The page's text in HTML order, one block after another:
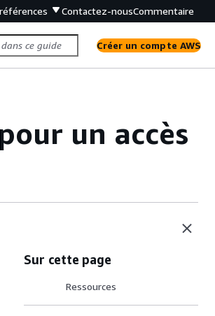
Contactez-nousCommentaire
Créer un compte AWS
un accès
Sur cette page
Ressources